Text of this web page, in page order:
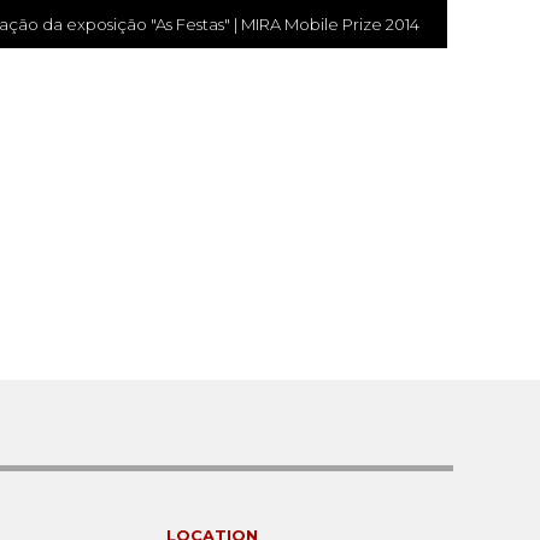
da exposição "As Festas" | MIRA Mobile Prize 2014
LOCATION